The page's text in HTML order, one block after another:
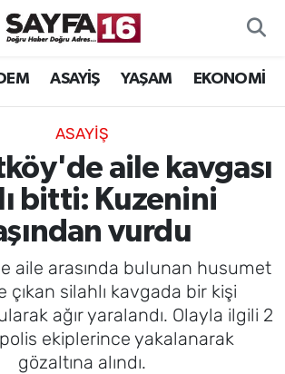
ASAYİŞ YAŞAM EKONOMİ
ASAYİŞ
aile kavgası
bitti: Kuzenini
vurdu
aile arasında bulunan husumet
çıkan silahlı kavgada bir kişi
ağır yaralandı. Olayla ilgili 2
ekiplerince yakalanarak
gözaltına alındı.
Grup Puan Durumu ve Fikstür